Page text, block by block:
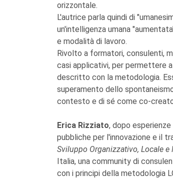
orizzontale.
L'autrice parla quindi di
un'intelligenza umana
e modalità di lavoro.
Rivolto a formatori, consulenti,
casi applicativi, per permettere
descritto con la metodologia.
superamento dello
contesto e di sé come co-
Erica Rizziato, dopo
pubbliche per l'innovazione e il
Sviluppo Organizzativo, Locale
Italia, una community di
con i principi della metodologia